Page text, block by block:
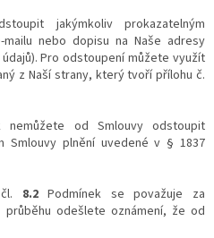
jakýmkoliv prokazatelným
mailu nebo dopisu na Naše adresy
Pro odstoupení můžete využít
z Naší strany, který tvoří přílohu č.
od Smlouvy odstoupit
plnění uvedené v § 1837
8.2Podmínek se považuje za
průběhu odešlete oznámení, že od